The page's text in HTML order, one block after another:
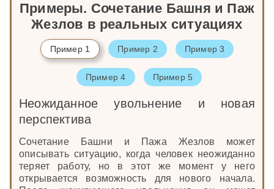
Примеры. Сочетание Башня и Паж
Жезлов в реальных ситуациях
Пример 1 Пример 2 Пример 3
Пример 4 Пример 5
Неожиданное увольнение и новая
перспектива
Сочетание Башни и Пажа Жезлов может
описывать ситуацию, когда человек неожиданно
теряет работу, но в этот же момент у него
открывается возможность для нового начала.